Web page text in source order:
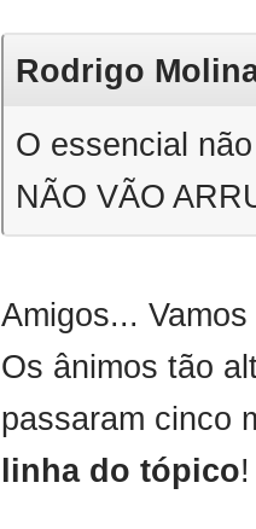
Rodrigo
O essencial
NÃO VÃO
Amigos...
Os ânimos tão
passaram cinco
linha do tópico!